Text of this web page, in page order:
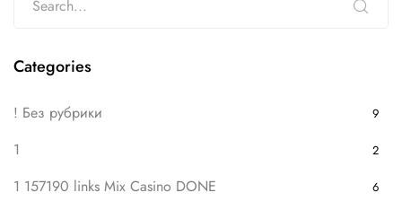
Categories
! Без рубрики 9
1 2
1 157190 links Mix Casino DONE 6